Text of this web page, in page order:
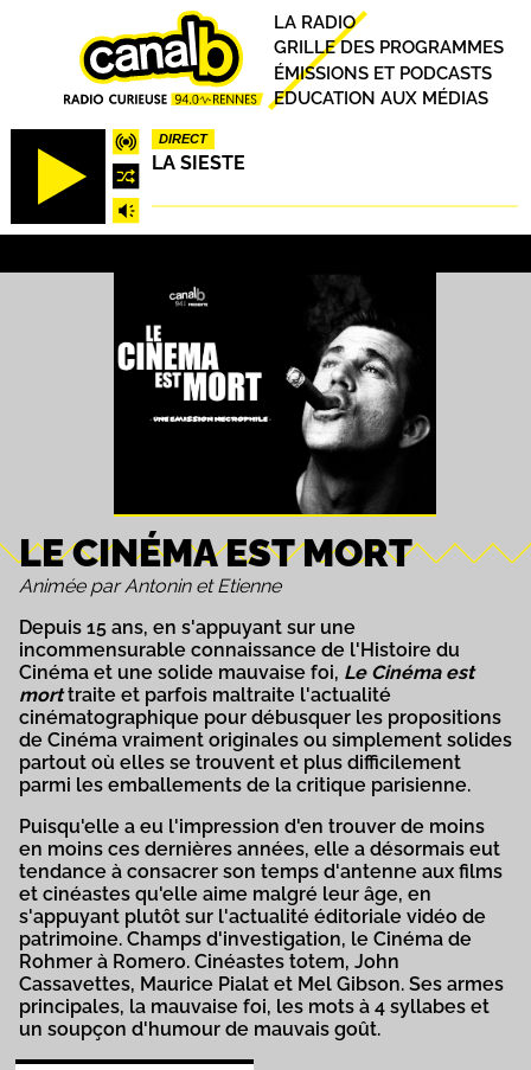
DIRECT
LA SIESTE
Principal
LA RADIO
GRILLE DES PROGRAMMES
ÉMISSIONS ET PODCASTS
EDUCATION AUX MÉDIAS
LE CINÉMA EST MORT
Animée par Antonin et Etienne
Depuis 15 ans, en s'appuyant sur une
incommensurable connaissance de l'Histoire du
Cinéma et une solide mauvaise foi, Le Cinéma est
morttraite et parfois maltraite l'actualité
cinématographique pour débusquer les propositions
de Cinéma vraiment originales ou simplement solides
partout où elles se trouvent et plus difficilement
parmi les emballements de la critique parisienne.
Puisqu'elle a eu l'impression d'en trouver de moins
en moins ces dernières années, elle a désormais eut
tendance à consacrer son temps d'antenne aux films
et cinéastes qu'elle aime malgré leur âge, en
s'appuyant plutôt sur l'actualité éditoriale vidéo de
patrimoine. Champs d'investigation, le Cinéma de
Rohmer à Romero. Cinéastes totem, John
Cassavettes, Maurice Pialat et Mel Gibson. Ses armes
principales, la mauvaise foi, les mots à 4 syllabes et
un soupçon d'humour de mauvais goût.